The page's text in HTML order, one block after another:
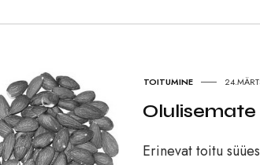
TOITUMINE
Erinevat toitu